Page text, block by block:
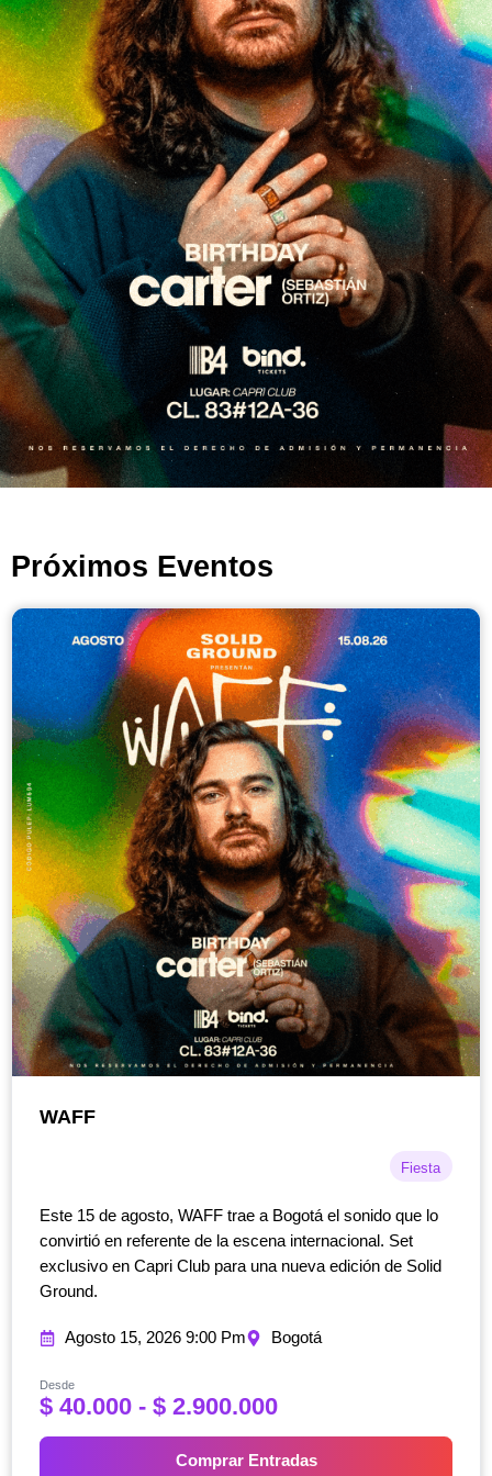
Próximos Eventos
WAFF
Fiesta
Este 15 de agosto, WAFF trae a Bogotá el sonido que lo
convirtió en referente de la escena internacional. Set
exclusivo en Capri Club para una nueva edición de Solid
Ground.
Agosto 15, 2026 9:00 Pm Bogotá
Desde
$40.000 - $2.900.000R
n
Comprar Entradas